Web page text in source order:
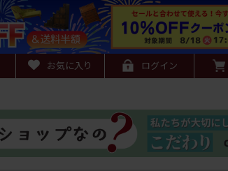
お気に入り ログイン